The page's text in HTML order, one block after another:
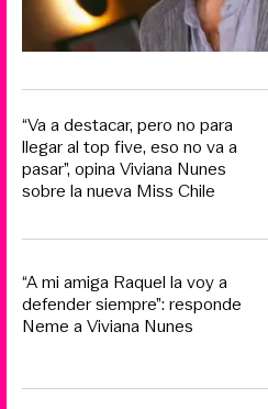
“Va a destacar, pero no para
llegar al top five, eso no va a
pasar”, opina Viviana Nunes
sobre la nueva Miss Chile
“A mi amiga Raquel la voy a
defender siempre”: responde
Neme a Viviana Nunes